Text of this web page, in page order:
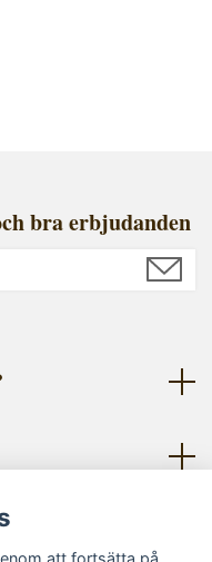
bra erbjudanden
att fortsätta på